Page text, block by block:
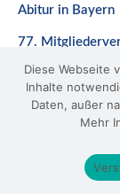
Abitur in Bayern
77.
Stellungnahme
BaySchO
Diese Webseite
Inhalte
Daten, außer
Mehr